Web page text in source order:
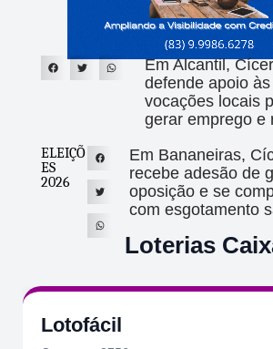
Em Alcantil,
defende apoio às
vocações locais
gerar emprego e
ELEIÇÕ
ES
2026
Em Bananeiras,
recebe adesão de
oposição e se
com esgotamento
Loterias
Lotofácil